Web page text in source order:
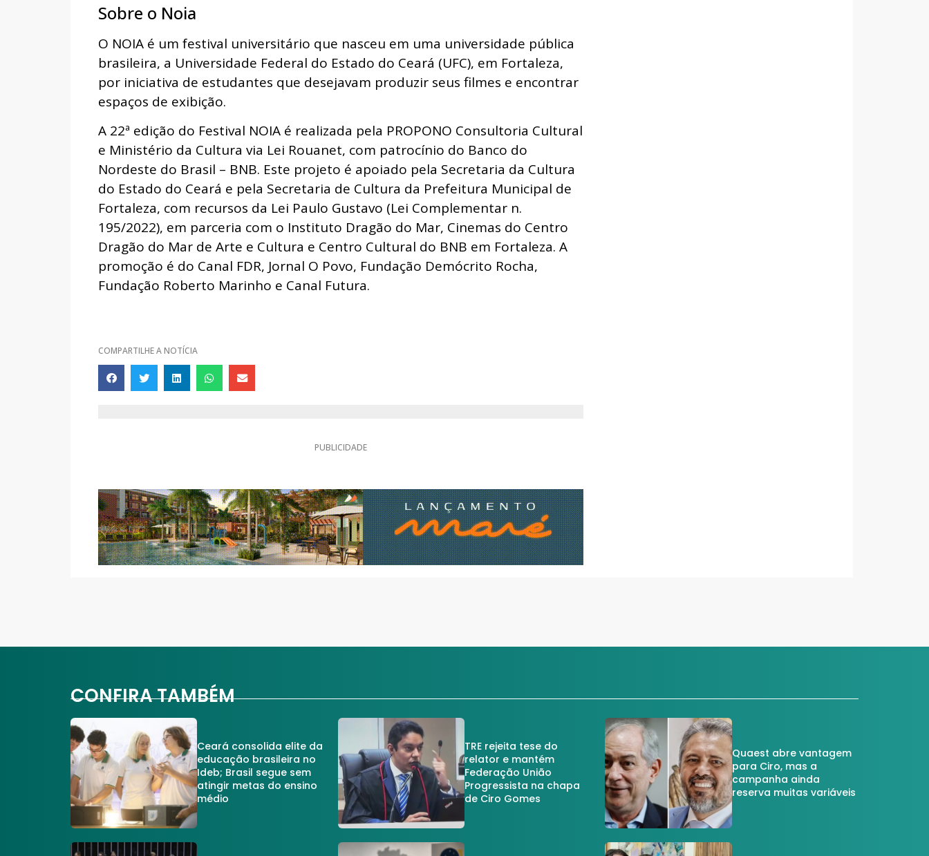
Sobre o Noia
O NOIA é um festival universitário que nasceu em uma universidade pública
brasileira, a Universidade Federal do Estado do Ceará (UFC), em Fortaleza,
por iniciativa de estudantes que desejavam produzir seus filmes e encontrar
espaços de exibição.
A 22ª edição do Festival NOIA é realizada pela PROPONO Consultoria Cultural
e Ministério da Cultura via Lei Rouanet, com patrocínio do Banco do
Nordeste do Brasil – BNB. Este projeto é apoiado pela Secretaria da Cultura
do Estado do Ceará e pela Secretaria de Cultura da Prefeitura Municipal de
Fortaleza, com recursos da Lei Paulo Gustavo (Lei Complementar n.
195/2022), em parceria com o Instituto Dragão do Mar, Cinemas do Centro
Dragão do Mar de Arte e Cultura e Centro Cultural do BNB em Fortaleza. A
promoção é do Canal FDR, Jornal O Povo, Fundação Demócrito Rocha,
Fundação Roberto Marinho e Canal Futura.
COMPARTILHE A NOTÍCIA
PUBLICIDADE
CONFIRA TAMBÉM
Ceará consolida elite da
educação brasileira no
Ideb; Brasil segue sem
atingir metas do ensino
médio
TRE rejeita tese do
relator e mantém
Federação União
Progressista na chapa
de Ciro Gomes
Quaest abre vantagem
para Ciro, mas a
campanha ainda
reserva muitas variáveis